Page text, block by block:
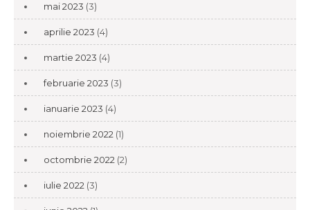
mai 2023 (3)
aprilie 2023 (4)
martie 2023 (4)
februarie 2023 (3)
ianuarie 2023 (4)
noiembrie 2022 (1)
octombrie 2022 (2)
iulie 2022 (3)